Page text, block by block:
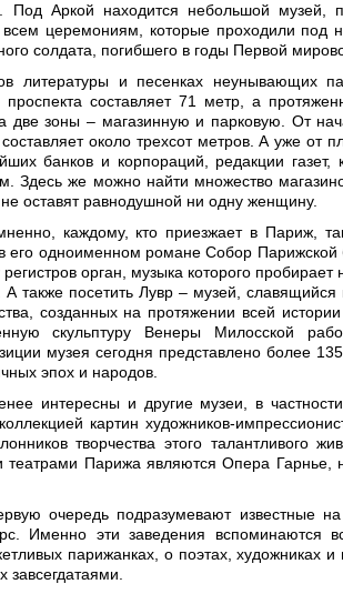
Аркой находится небольшой музей,
всем церемониям, которые проходили
солдата, погибшего в годы Первой
литературы и песенках неунывающих
составляет 71 метр, а
две зоны – магазинную и парковую. От
около трехсот метров. А уже
банков и корпораций, редакции
Здесь же можно найти множество
оставят равнодушной ни одну женщину.
каждому, кто приезжает в Париж,
его одноименном романе Собор
регистров орган, музыка которого
А также посетить Лувр – музей, славящийся
созданных на протяжении всей
скульптуру Венеры Милосской
музея сегодня представлено более
эпох и народов.
интересны и другие музеи, в
картин художников-
творчества этого талантливого
Парижа являются Опера Гарнье,
очередь подразумевают
Именно эти заведения вспоминаются
парижанках, о поэтах, художниках